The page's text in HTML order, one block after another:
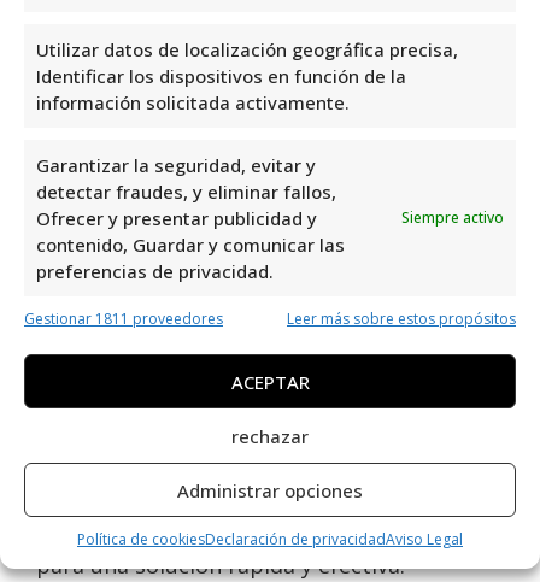
Utilizar datos de localización geográfica precisa,
Identificar los dispositivos en función de la
información solicitada activamente.
Garantizar la seguridad, evitar y
detectar fraudes, y eliminar fallos,
Ofrecer y presentar publicidad y
contenido, Guardar y comunicar las
preferencias de privacidad.
Siempre activo
Gestionar 1811 proveedores Leer más sobre estos propósitos
ACEPTAR
rechazar
Administrar opciones
Política de cookiesDeclaración de privacidadAviso Legal
de 3,4 basada en 12 reseñas, demuestran su
compromiso con la calidad y el servicio al
cliente. Ubicados en el Polígono Puente Alto,
experiencia y profesionalismo los convierten
en una elección confiable para resolver
problemas de climatización.
Air Clima Vega Baja es uno de los mejores
especialistas en Avería de aire
acondicionado en Orihuela Costa. Ofrecen
servicios de alta calidad y atención
personalizada para resolver cualquier
problema con su sistema de aire
acondicionado. Si necesita asistencia, no
dude en contactar con Air Clima Vega Baja
para una solución rápida y efectiva.